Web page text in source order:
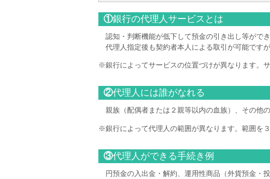
①銀行の代理人サービスとは
認知・判断機能が低下して預金の引き出し等がで
代理人指定後も契約者本人による取引が可能です
※銀行によってサービスの位置づけが異なります。
②代理人には誰がなれる
親族（配偶者または２親等以内の血族）、その他
※銀行によって代理人の範囲が異なります。範囲を
③代理人ができる手続き例
円預金の入出金・解約、運用性商品（外貨預金・